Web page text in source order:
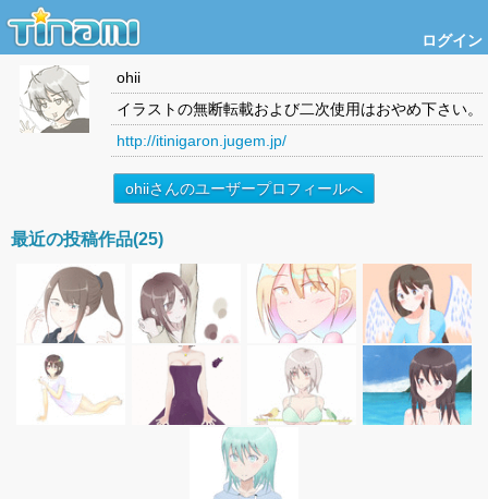
ログイン
ohii
イラストの無断転載および二次使用はおやめ下さい。
http://itinigaron.jugem.jp/
ohiiさんのユーザープロフィールへ
最近の投稿作品(25)